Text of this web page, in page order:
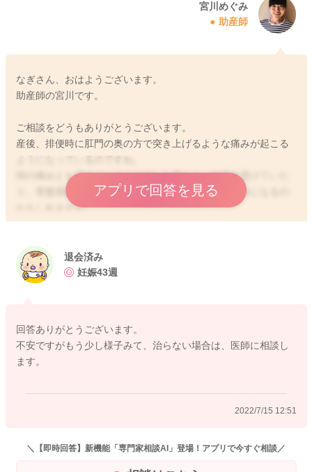
宮川めぐみ
助産師
なぎさん、おはようございます。
助産師の宮川です。
ご相談をどうもありがとうございます。
産後、排便時に肛門の奥の方で突き上げるような痛みが起こる
ようになっているのですね。
痔の痛みとも違うということで、お産によって圧を受けていた
り、骨盤底筋群が緩んでいることで起こっている痛みになるの
かもしれません。
せっかくご相談くださったのに、はっきりとしたお返事ができ
どうぞよろしくお願いします
アプリで回答を見る
退会済み
妊娠43週
回答ありがとうございます。
不安ですがもう少し様子みて、治らない場合は、医師に相談し
ます。
2022/7/15 12:51
＼【即時回答】新機能「専門家相談AI」登場！アプリで今すぐ相談／